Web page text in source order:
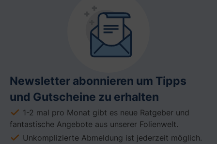
Newsletter abonnieren um Tipps
und Gutscheine zu erhalten
1-2 mal pro Monat gibt es neue Ratgeber und
fantastische Angebote aus unserer Folienwelt.
Unkomplizierte Abmeldung ist jederzeit möglich.